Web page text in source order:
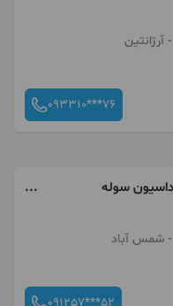
- آرژانتین
093310***76
سوله
- شمس آباد
091257***52